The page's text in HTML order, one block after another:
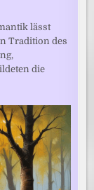
lässt
Tradition des
die